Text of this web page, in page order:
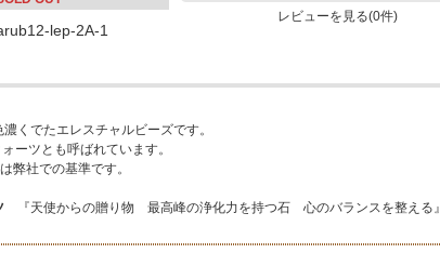
lep-2A-1
レビューを見る(0件)
くでたエレスチャルビーズです。
ーツとも呼ばれています。
弊社での基準です。
『天使からの贈り物 最高峰の浄化力を持つ石 心のバランスを整える』